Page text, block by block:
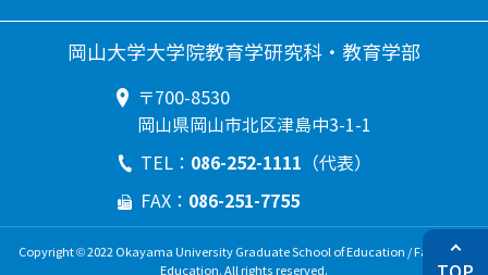
岡山大学大学院教育学研究科・教育学部
〒700-8530
岡山県岡山市北区津島中3-1-1
TEL： 086-252-1111 （代表）
FAX： 086-251-7755
Copyright © 2022 Okayama University Graduate School of Education / Faculty of
Education. All rights reserved.